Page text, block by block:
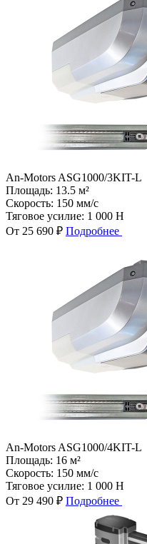
An-Motors ASG1000/3KIT-L
Площадь: 13.5 м²
Скорость: 150 мм/с
Тяговое усилие: 1 000 Н
От 25 690 ₽ Подробнее
An-Motors ASG1000/4KIT-L
Площадь: 16 м²
Скорость: 150 мм/с
Тяговое усилие: 1 000 Н
От 29 490 ₽ Подробнее